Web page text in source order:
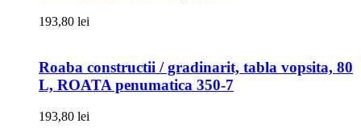
193,80 lei
Roaba constructii / gradinarit, tabla vopsita, 80
L, ROATA penumatica 350-7
193,80 lei